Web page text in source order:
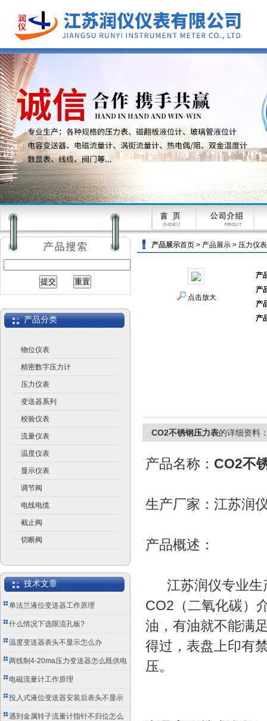
江苏润仪仪表有限公司
产品分类
物位仪表
精密数字压力计
压力仪表
变送器系列
校验仪表
流量仪表
温度仪表
显示仪表
调节阀
电线电缆
截止阀
切断阀
技术文章
单法兰液位变送器工作原理
什么情况下选限流孔板?
温度变送器表头不显示怎么办
两线制4-20ma压力变送器怎么既供电
又传信号？
电磁流量计工作原理
投入式液位变送器安装后表头不显示
怎么办？
遇到金属转子流量计指针不归位怎么
产品展示首页 > 产品展示 > 压力仪表
点击放大
产
产
产
产
CO2不锈钢压力表的详细资料
产品名称： CO2不
生产厂家：江苏润
产品概述：
江苏润仪专业生
CO2（二氧化碳）
油，有油就不能满
得过，表盘上印有
压。